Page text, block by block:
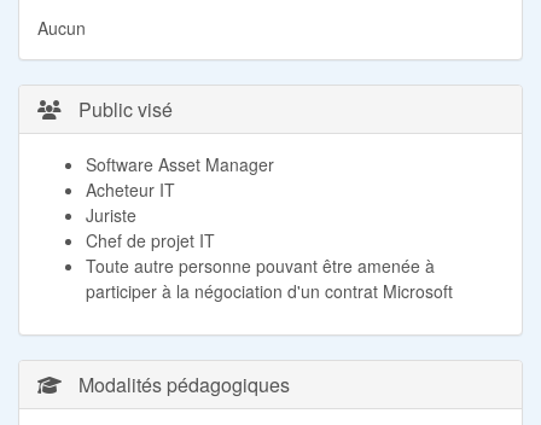
Aucun
Public visé
Software Asset Manager
Acheteur IT
Juriste
Chef de projet IT
Toute autre personne pouvant être amenée à
participer à la négociation d'un contrat Microsoft
Modalités pédagogiques